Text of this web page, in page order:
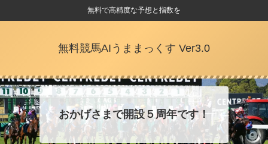
無料で高精度な予想と指数を
無料競馬AIうままっくす Ver3.0
おかげさまで開設５周年です！